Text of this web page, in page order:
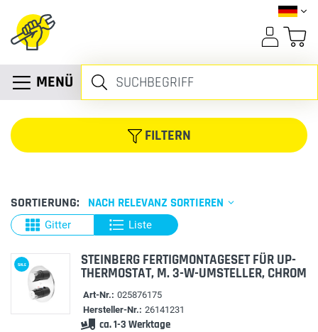
MENÜ
FILTERN
SORTIERUNG: NACH RELEVANZ SORTIEREN
Gitter Liste
SALE STEINBERG FERTIGMONTAGESET FÜR UP-
THERMOSTAT, M. 3-W-UMSTELLER, CHROM
Art-Nr.: 025876175
Hersteller-Nr.: 26141231
ca. 1-3 Werktage